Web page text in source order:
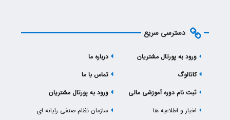
دسترسی سریع
درباره ما
تماس با ما
ورود به پورتال مشتریان
سازمان نظام صنفی رایانه ای
ورود به پورتال مشتریان
کاتالوگ
ثبت نام دوره آموزشی مالی
اخبار و اطلاعیه ها